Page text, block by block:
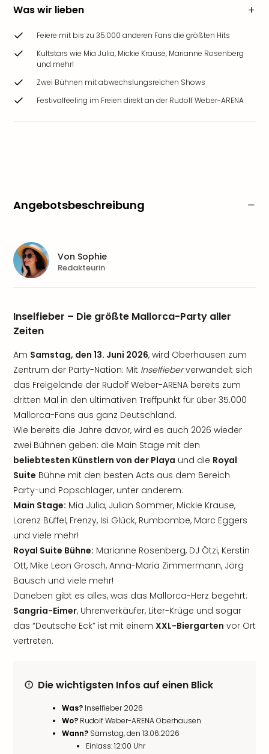
Was wir lieben
Feiere mit bis zu 35.000 anderen Fans die größten Hits
Kultstars wie Mia Julia, Mickie Krause, Marianne Rosenberg
und mehr!
Zwei Bühnen mit abwechslungsreichen Shows
Festivalfeeling im Freien direkt an der Rudolf Weber-ARENA
Angebotsbeschreibung
Inselfieber – Die größte Mallorca-Party aller
Zeiten
Am Samstag, den 13. Juni 2026, wird Oberhausen zum
Zentrum der Party-Nation: Mit Inselfieberverwandelt sich
das Freigelände der Rudolf Weber-ARENA bereits zum
dritten Mal in den ultimativen Treffpunkt für über 35.000
Mallorca-Fans aus ganz Deutschland.
Wie bereits die Jahre davor, wird es auch 2026 wieder
zwei Bühnen geben: die Main Stage mit den
beliebtesten Künstlern von der Playa und die Royal
Suite Bühne mit den besten Acts aus dem Bereich
Party-und Popschlager, unter anderem:
Main Stage: Mia Julia, Julian Sommer, Mickie Krause,
Lorenz Büffel, Frenzy, Isi Glück, Rumbombe, Marc Eggers
und viele mehr!
Royal Suite Bühne: Marianne Rosenberg, DJ Ötzi, Kerstin
Ott, Mike Leon Grosch, Anna-Maria Zimmermann, Jörg
Bausch und viele mehr!
Daneben gibt es alles, was das Mallorca-Herz begehrt:
Sangria-Eimer, Uhrenverkäufer, Liter-Krüge und sogar
das “Deutsche Eck” ist mit einem XXL-Biergarten vor Ort
vertreten.
Die wichtigsten Infos auf einen Blick
Was? Inselfieber 2026
Wo? Rudolf Weber-ARENA Oberhausen
Wann? Samstag, den 13.06.2026
Einlass: 12:00 Uhr
Von Sophie
Redakteurin